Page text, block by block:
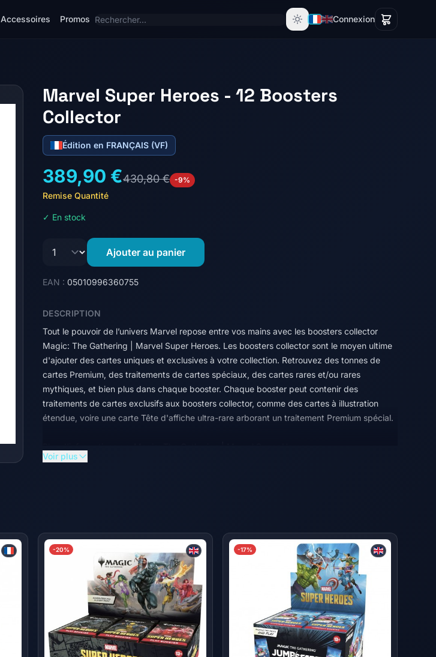
Accessoires Promos Connexion
Marvel Super Heroes - 12 Boosters
Collector
Édition en FRANÇAIS (VF)
389,90 €430,80 € -9%
Remise Quantité
✓ En stock
Ajouter au panier
EAN : 05010996360755
DESCRIPTION
Tout le pouvoir de l’univers Marvel repose entre vos mains avec les boosters collector
Magic: The Gathering | Marvel Super Heroes. Les boosters collector sont le moyen ultime
d'ajouter des cartes uniques et exclusives à votre collection. Retrouvez des tonnes de
cartes Premium, des traitements de cartes spéciaux, des cartes rares et/ou rares
mythiques, et bien plus dans chaque booster. Chaque booster peut contenir des
traitements de cartes exclusifs aux boosters collector, comme des cartes à illustration
étendue, voire une carte Tête d'affiche ultra-rare arborant un traitement Premium spécial.
fracassez pour remporter la victoire dans Magic: The Gathering | Marvel Super Heroes !
© 2026 MARVEL | TM & © 2026 Wizards of the Coast LLC
12 boosters collector Magic: The Gathering | Marvel Super Heroes
Chaque booster collector contient 15 cartes Magic: The Gathering
1 carte d'illustration ou jeton recto-verso Premium traditionnel
Voir plus
-20% -17%